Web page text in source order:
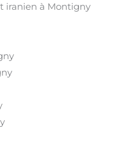
iranien à Montigny